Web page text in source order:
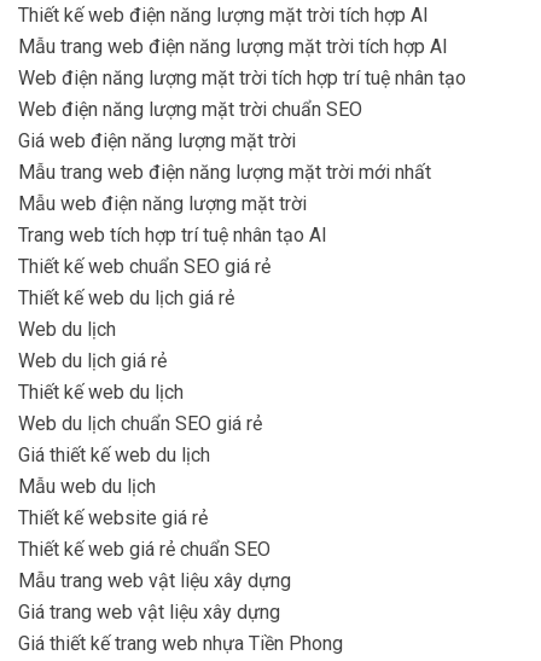
Thiết kế web điện năng lượng mặt trời tích hợp AI
Mẫu trang web điện năng lượng mặt trời tích hợp AI
Web điện năng lượng mặt trời tích hợp trí tuệ nhân tạo
Web điện năng lượng mặt trời chuẩn SEO
Giá web điện năng lượng mặt trời
Mẫu trang web điện năng lượng mặt trời mới nhất
Mẫu web điện năng lượng mặt trời
Trang web tích hợp trí tuệ nhân tạo AI
Thiết kế web chuẩn SEO giá rẻ
Thiết kế web du lịch giá rẻ
Web du lịch
Web du lịch giá rẻ
Thiết kế web du lịch
Web du lịch chuẩn SEO giá rẻ
Giá thiết kế web du lịch
Mẫu web du lịch
Thiết kế website giá rẻ
Thiết kế web giá rẻ chuẩn SEO
Mẫu trang web vật liệu xây dựng
Giá trang web vật liệu xây dựng
Giá thiết kế trang web nhựa Tiền Phong